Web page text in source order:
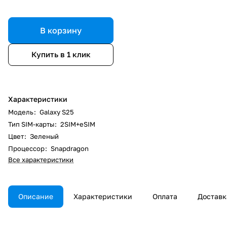
В корзину
Купить в 1 клик
Характеристики
Модель: Galaxy S25
Тип SIM-карты: 2SIM+eSIM
Цвет: Зеленый
Процессор: Snapdragon
Все характеристики
Описание Характеристики Оплата